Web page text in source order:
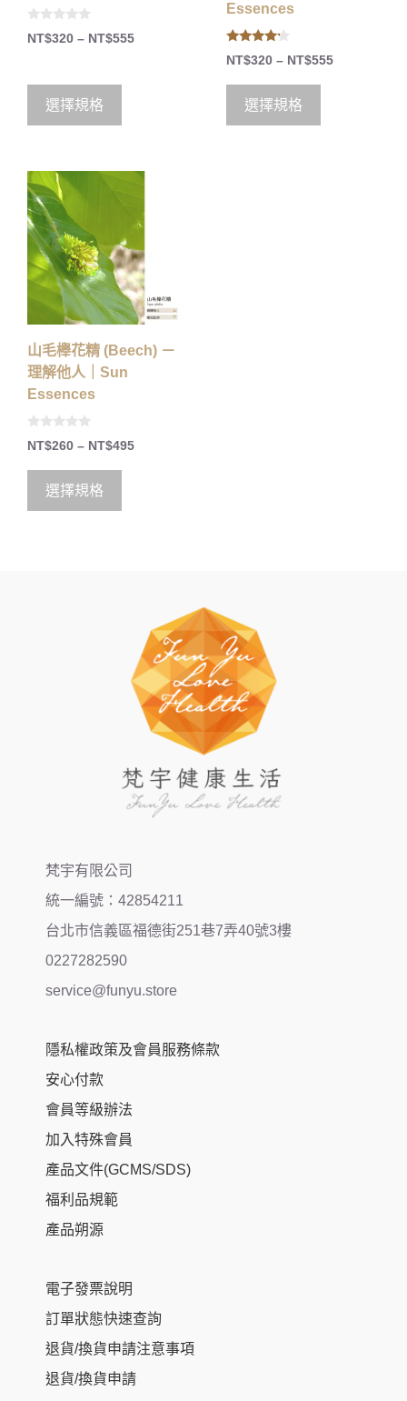
0
oNT$320 – NT$555
選擇規格
Essences
4.00
out of 5
NT$320 – NT$555
選擇規格
山毛櫸花精 (Beech) －
理解他人｜Sun
Essences
0
o
t
5
NT$260 – NT$495
選擇規格
梵宇有限公司
統一編號：42854211
台北市信義區福德街251巷7弄40號3樓
0227282590
service@funyu.store
隱私權政策及會員服務條款
安心付款
會員等級辦法
加入特殊會員
產品文件(GCMS/SDS)
福利品規範
產品朔源
電子發票說明
訂單狀態快速查詢
退貨/換貨申請注意事項
退貨/換貨申請